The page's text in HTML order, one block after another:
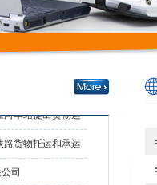
路货物托运和承
向车站提出货物运
路货物托运和承运
司
出欧洲物流中心